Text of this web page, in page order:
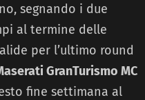
segnando i due
al termine delle
per l’ultimo round
GranTurismo MC
fine settimana al